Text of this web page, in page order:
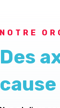
NOTRE
Des